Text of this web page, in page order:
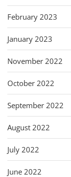
February 2023
January 2023
November 2022
October 2022
September 2022
August 2022
July 2022
June 2022